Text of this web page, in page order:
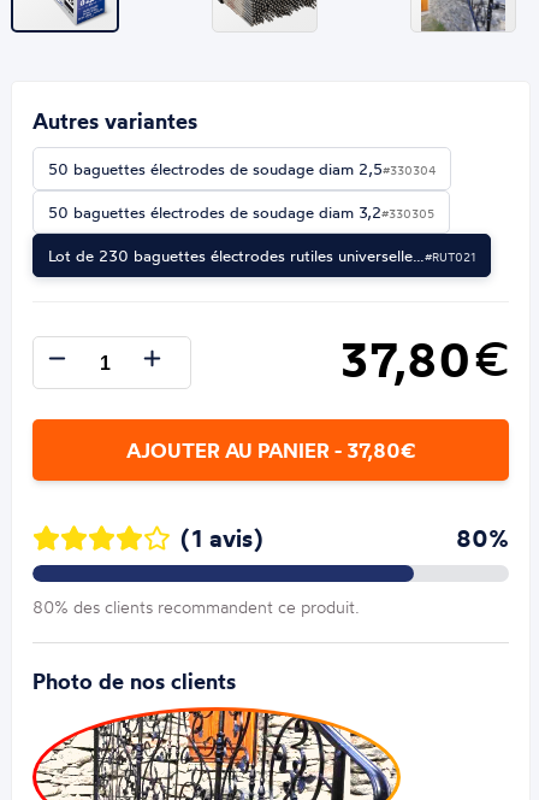
Autres variantes
50 baguettes électrodes de soudage diam 2,5#330304
50 baguettes électrodes de soudage diam 3,2#330305
Lot de 230 baguettes électrodes rutiles universelle…#RUT021
37,80€
AJOUTER AU PANIER - 37,80€
(1 avis) 80%
80% des clients recommandent ce produit.
Photo de nos clients